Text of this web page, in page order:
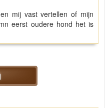
mij vast vertellen of mijn
eerst oudere hond het is